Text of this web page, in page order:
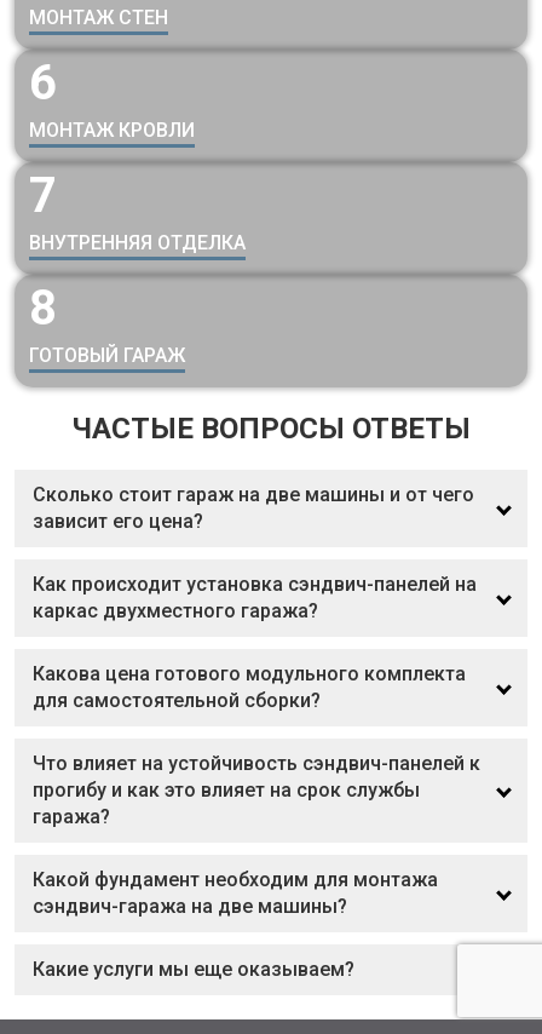
МОНТАЖ СТЕН
6
МОНТАЖ КРОВЛИ
7
ВНУТРЕННЯЯ ОТДЕЛКА
8
ГОТОВЫЙ ГАРАЖ
ЧАСТЫЕ ВОПРОСЫ ОТВЕТЫ
Сколько стоит гараж на две машины и от чего
зависит его цена?
Как происходит установка сэндвич-панелей на
каркас двухместного гаража?
Какова цена готового модульного комплекта
для самостоятельной сборки?
Что влияет на устойчивость сэндвич-панелей к
прогибу и как это влияет на срок службы
гаража?
Какой фундамент необходим для монтажа
сэндвич-гаража на две машины?
Какие услуги мы еще оказываем?